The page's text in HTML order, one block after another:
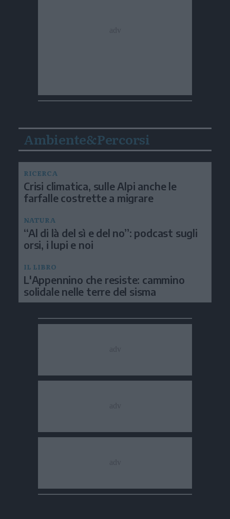
Ambiente&Percorsi
RICERCA
Crisi climatica, sulle Alpi anche le
farfalle costrette a migrare
NATURA
“Al di là del sì e del no”: podcast sugli
orsi, i lupi e noi
IL LIBRO
L'Appennino che resiste: cammino
solidale nelle terre del sisma